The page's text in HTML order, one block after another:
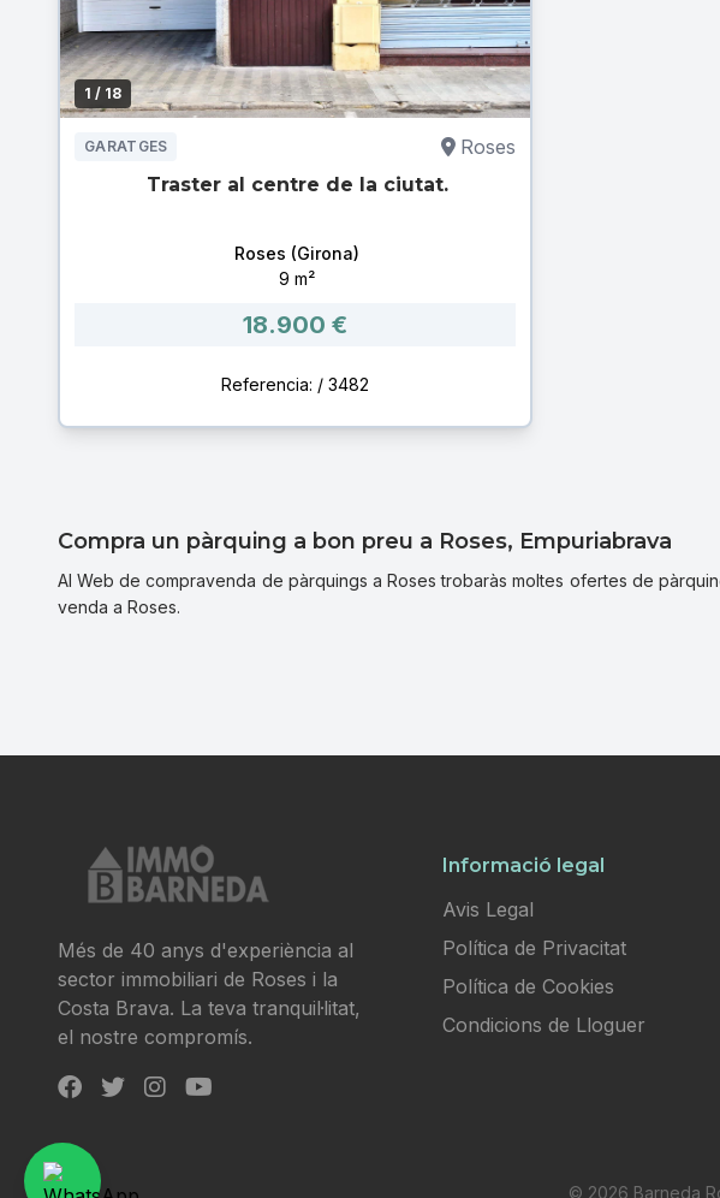
1 / 18
GARATGES Roses
Traster al centre de la ciutat.
Roses (Girona)
9 m²
18.900 €
Referencia: / 3482
Compra un pàrquing a bon preu a Roses, Empuriabrava
Al Web de compravenda de pàrquings a Roses trobaràs moltes ofertes de
venda a Roses.
Més de 40 anys d'experiència al
sector immobiliari de Roses i la
Costa Brava. La teva tranquil·litat,
el nostre compromís.
Informació legal
Avis Legal
Política de Privacitat
Política de Cookies
Condicions de Lloguer
© 2026 Barneda